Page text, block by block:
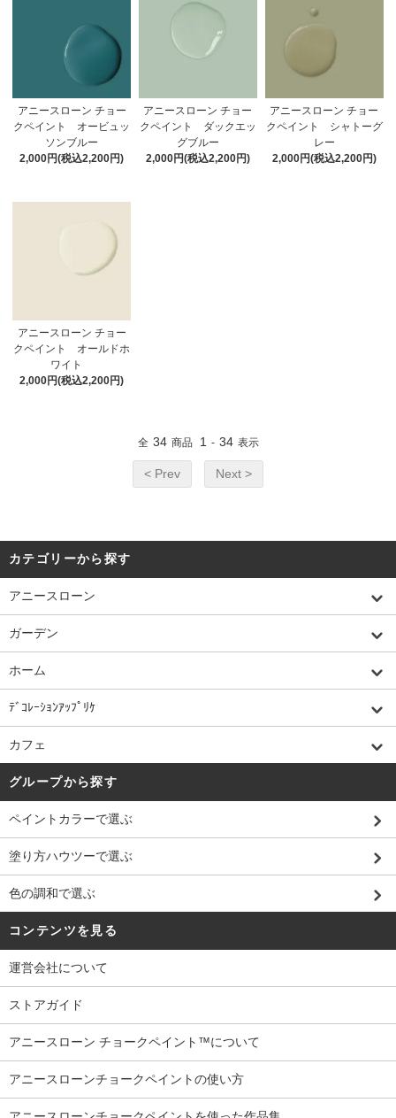
アニースローン チョー
クペイント オービュッ
ソンブルー
2,000円(税込2,200円)
アニースローン チョー
クペイント ダックエッ
グブルー
2,000円(税込2,200円)
アニースローン チョー
クペイント シャトーグ
レー
2,000円(税込2,200円)
アニースローン チョー
クペイント オールドホ
ワイト
2,000円(税込2,200円)
全 34 商品 1 - 34 表示
< Prev Next >
カテゴリーから探す
アニースローン
ガーデン
ホーム
ﾃﾞｺﾚｰｼｮﾝｱｯﾌﾟﾘｹ
カフェ
グループから探す
ペイントカラーで選ぶ
塗り方ハウツーで選ぶ
色の調和で選ぶ
コンテンツを見る
運営会社について
ストアガイド
アニースローン チョークペイント™について
アニースローンチョークペイントの使い方